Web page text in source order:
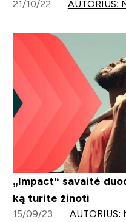
21/10/22 AUTORIUS:
„Impact“ savaitė
ką turite žinoti
15/09/23 AUTORIUS: